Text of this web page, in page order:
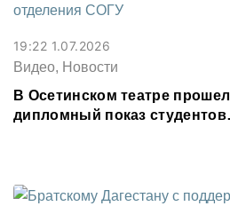
19:22 1.07.2026
Видео, Новости
В Осетинском театре прошел
дипломный показ студентов